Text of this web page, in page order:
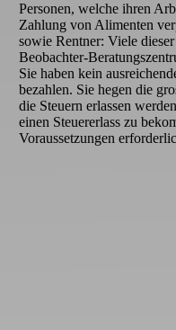
Personen, welche ihren
Zahlung von Alimenten
sowie Rentner: Viele
Beobachter-
Sie haben kein
bezahlen. Sie hegen die
die Steuern erlassen
einen Steuererlass zu
Voraussetzungen